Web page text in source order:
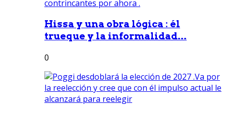
Hissa y una obra lógica : él
trueque y la informalidad...
0